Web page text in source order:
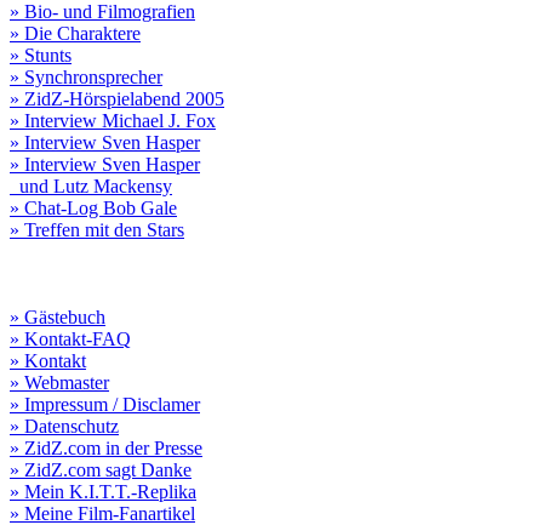
» Bio- und Filmografien
» Die Charaktere
» Stunts
» Synchronsprecher
» ZidZ-Hörspielabend 2005
» Interview Michael J. Fox
» Interview Sven Hasper
» Interview Sven Hasper
und Lutz Mackensy
» Chat-Log Bob Gale
» Treffen mit den Stars
» Gästebuch
» Kontakt-FAQ
» Kontakt
» Webmaster
» Impressum / Disclamer
» Datenschutz
» ZidZ.com in der Presse
» ZidZ.com sagt Danke
» Mein K.I.T.T.-Replika
» Meine Film-Fanartikel